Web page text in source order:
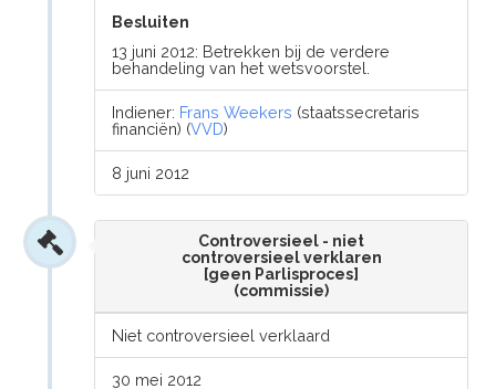
Besluiten
13 juni 2012: Betrekken bij de verdere
behandeling van het wetsvoorstel.
Indiener: Frans Weekers (staatssecretaris
financiën) (VVD)
8 juni 2012
Controversieel - niet
controversieel verklaren
[geen Parlisproces]
(commissie)
Niet controversieel verklaard
30 mei 2012